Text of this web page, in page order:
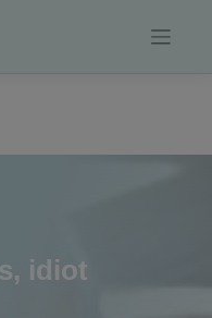
idiot